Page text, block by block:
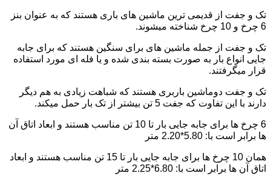
تک و جفت از قدیمی ترین ماشین های باری هستند که به عنوان بنز
6 چرخ و 10 چرخ شناخته میشوند.
تک و جفت از جمله ماشین های برای سنگین هستند که برای جابه
جایی انواع بار به صورت بسته بندی شده و یا فله ای مورد استفاده
قرار میگرفتند.
تک و جفت دوماشین باربری هستند که شباهت زیادی به هم دیگر
دارند با این تفاوت که جفت 5 تن بیشتر از تک بار حمل میکند.
6 چرخ ها برای جابه جایی بار تا 10 تن مناسب هستند و ابعاد اتاق آن
ها برابر است با: 5.80*2.20 متر
همان 10 چرخ ها برای جابه جایی بار تا 15 تن مناسب هستند و ابعاد
اتاق آن ها برابر است با: 6.80*2.25 متر